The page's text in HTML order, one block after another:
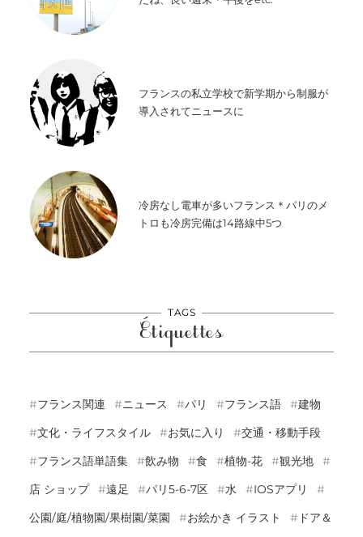
フランスの私立学校で新学期から制服が
導入されてニュースに
冷房なし電車が多いフランス＊パリのメ
トロも冷房完備は14路線中5つ
TAGS
Étiquettes
フランス関連 ニュース パリ フランス語
建物
文化・ライフスタイル
お気に入り
交通・移動手段
フランス語単語集
飲み物 食 植物-花
観光地
店 ショップ
遠足 パリ5-6-7区 水
IOSアプリ
公園/庭/植物園/果樹園/菜園
お絵かき イラスト
ドア＆